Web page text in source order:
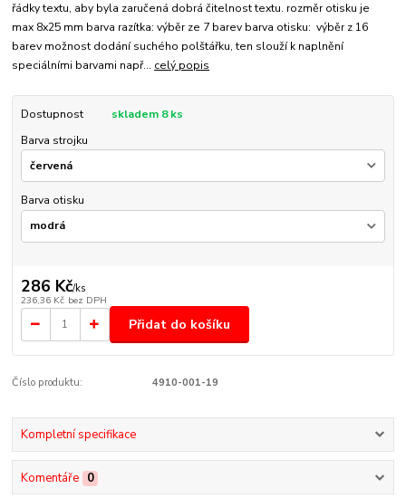
řádky textu, aby byla zaručená dobrá čitelnost textu. rozměr otisku je
max 8x25 mm barva razítka: výběr ze 7 barev barva otisku: výběr z 16
barev možnost dodání suchého polštářku, ten slouží k naplnění
speciálními barvami např... celý popis
Dostupnost
skladem 8 ks
Barva strojku
Barva otisku
286 Kč/ks
236,36 Kč bez DPH
Přidat do košíku
Číslo produktu: 4910-001-19
Kompletní specifikace
Komentáře 0